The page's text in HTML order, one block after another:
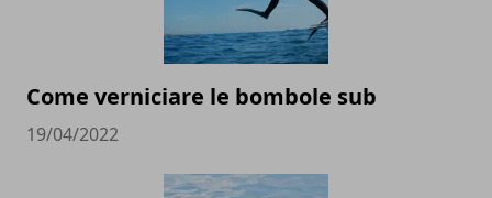
Come verniciare le bombole sub
19/04/2022